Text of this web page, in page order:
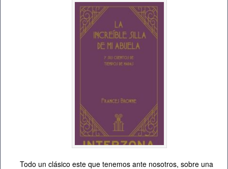
Todo un clásico este que tenemos ante nosotros, sobre una